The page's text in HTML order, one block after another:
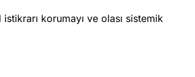
korumayı ve olası sistemik